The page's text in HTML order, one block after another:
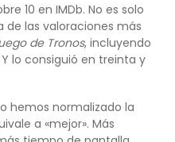
10 en IMDb. No es solo
de las valoraciones más
de Tronos, incluyendo
lo consiguió en treinta y
hemos normalizado la
a «mejor». Más